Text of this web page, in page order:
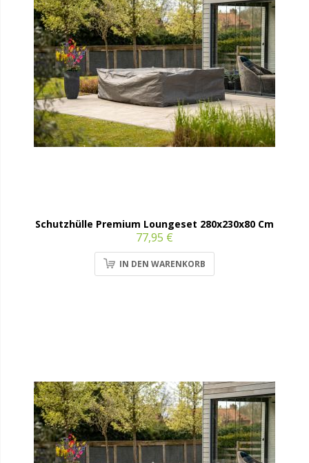
Schutzhülle Premium Loungeset 280x230x80 Cm
77,95 €
IN DEN WARENKORB